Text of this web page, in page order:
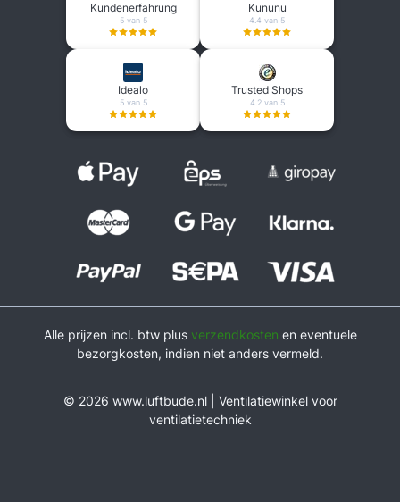
Kundenerfahrung
5 van 5
Kununu
4.4 van 5
Idealo
5 van 5
Trusted Shops
4.2 van 5
Alle prijzen incl. btw plus verzendkosten en eventuele
bezorgkosten, indien niet anders vermeld.
© 2026 www.luftbude.nl | Ventilatiewinkel voor
ventilatietechniek